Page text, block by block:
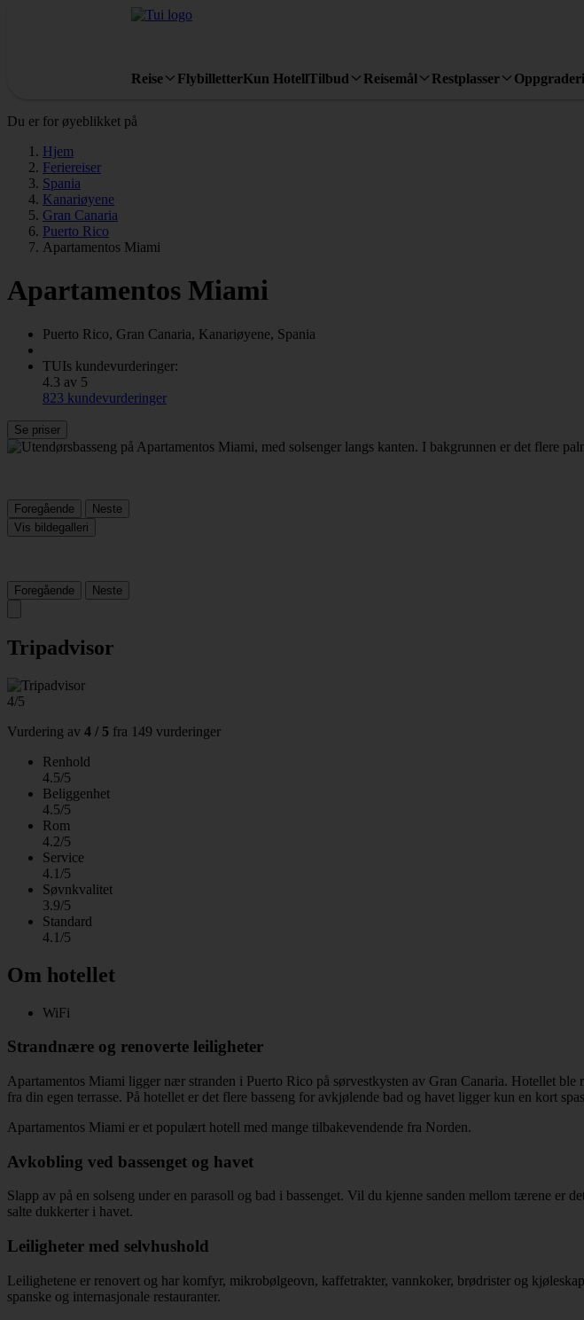
Reise FlybilletterKun HotellTilbud Reisemål Restplasser
Du er for øyeblikket på
Hjem
Feriereiser
Spania
Kanariøyene
Gran Canaria
Puerto Rico
Apartamentos Miami
Apartamentos Miami
Puerto Rico, Gran Canaria, Kanariøyene, Spania
TUIs kundevurderinger:
4.3 av 5
823 kundevurderinger
Se priser
Foregående
Neste
Vis bildegalleri
Foregående Neste
Tripadvisor
4/5
Vurdering av 4 / 5 fra 149 vurderinger
Renhold
4.5/5
Beliggenhet
4.5/5
Rom
4.2/5
Service
4.1/5
Søvnkvalitet
3.9/5
Standard
4.1/5
Om hotellet
WiFi
Strandnære og renoverte leiligheter
Apartamentos Miami ligger nær stranden i Puerto Rico på sørvestkysten av Gran Canaria. Hotellet
fra din egen terrasse. På hotellet er det flere basseng for avkjølende bad og havet ligger kun en kort
Apartamentos Miami er et populært hotell med mange tilbakevendende fra Norden.
Avkobling ved bassenget og havet
Slapp av på en solseng under en parasoll og bad i bassenget. Vil du kjenne sanden mellom tærene er
salte dukkerter i havet.
Leiligheter med selvhushold
Leilighetene er renovert og har komfyr, mikrobølgeovn, kaffetrakter, vannkoker, brødrister og
spanske og internasjonale restauranter.